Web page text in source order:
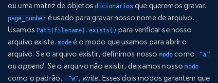
ou uma matriz de objetosdicionários que queremos gravar.
page_numberé usado para gravar nosso nome de arquivo.
Usamos Path(filename).exists() para verificar se nosso
arquivo existe. mode é o modo que usamos para abrir o
arquivo. Se o arquivo existir, definimos nosso modo como “a”
ouappend. Se o arquivo não existir, deixamos nossomodo
como o padrão, “w” , write. Esses dois modos garantem que